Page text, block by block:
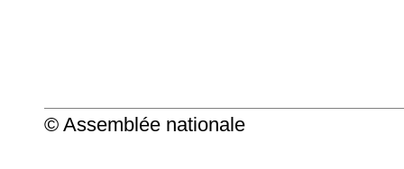
© Assemblée nationale